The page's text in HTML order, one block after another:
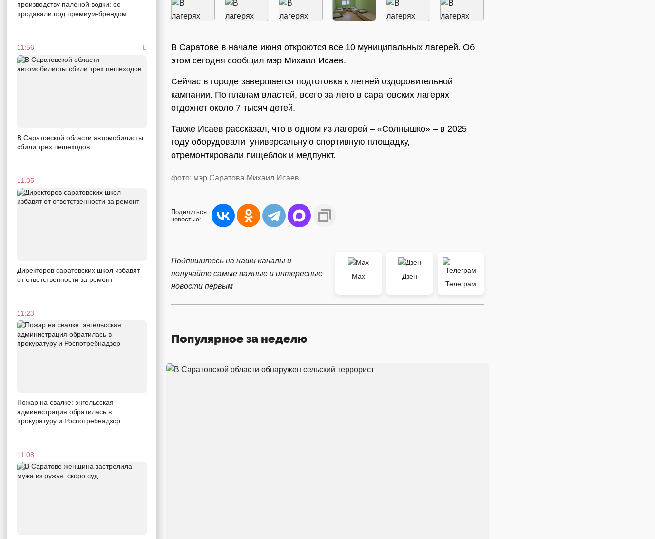
производству паленой водки: ее
продавали под премиум-брендом
11:56
В Саратовской области автомобилисты
сбили трех пешеходов
11:35
Директоров саратовских школ избавят
от ответственности за ремонт
11:23
Пожар на свалке: энгельсская
администрация обратилась в
прокуратуру и Роспотребнадзор
11:08
В Саратове в начале июня откроются все 10 муниципальных лагерей. Об
этом сегодня сообщил мэр Михаил Исаев.
Сейчас в городе завершается подготовка к летней оздоровительной
кампании. По планам властей, всего за лето в саратовских лагерях
отдохнет около 7 тысяч детей.
Также Исаев рассказал, что в одном из лагерей – «Солнышко» – в 2025
году оборудовали универсальную спортивную площадку,
отремонтировали пищеблок и медпункт.
фото: мэр Саратова Михаил Исаев
Поделиться
новостью:
Подпишитесь на наши каналы и
получайте самые важные и интересные
новости первым
Max
Дзен
Телеграм
Популярное за неделю